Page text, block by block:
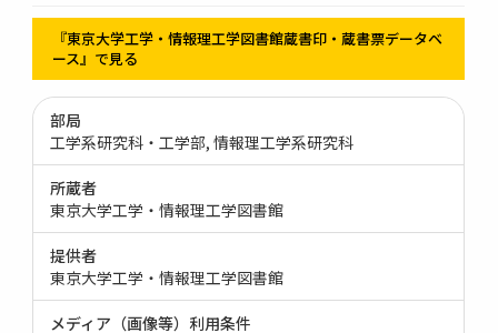
『東京大学工学・情報理工学図書館蔵書印・蔵書票データベ
ース』で見る
部局
工学系研究科・工学部 情報理工学系研究科
所蔵者
東京大学工学・情報理工学図書館
提供者
東京大学工学・情報理工学図書館
メディア（画像等）利用条件